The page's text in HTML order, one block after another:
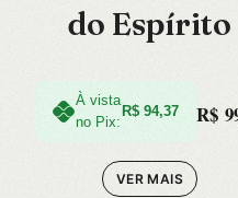
do Espírito
À vista
no Pix:
R$ 94,37 R$
VER MAIS